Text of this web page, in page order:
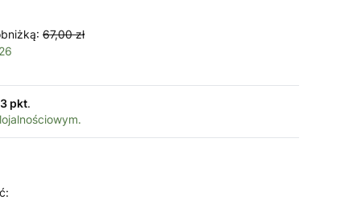
67,00 zł
pkt.